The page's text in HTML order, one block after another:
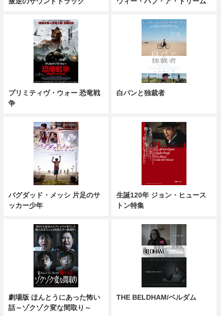
プリミティヴ・ウォー 恐竜戦
争
白パンと独裁者
バグダッド・メッシ 片足のサ
ッカー少年
生誕120年 ジョン・ヒュース
トン特集
劇場版 ほんとうにあった怖い
話～ゾクゾク変な間取り～
THE BELDHAM/ベルダム